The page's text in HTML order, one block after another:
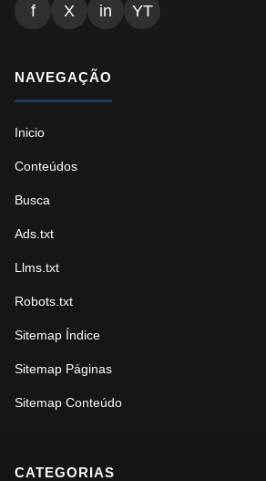
f X in YT
NAVEGAÇÃO
Inicio
Conteúdos
Busca
Ads.txt
Llms.txt
Robots.txt
Sitemap Índice
Sitemap Páginas
Sitemap Conteúdo
CATEGORIAS